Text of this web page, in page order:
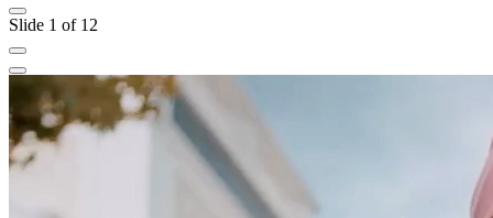
Slide 1 of 12